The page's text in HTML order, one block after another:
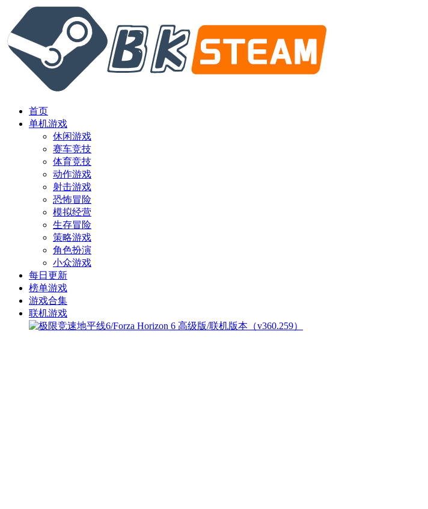
首页
单机游戏
休闲游戏
赛车竞技
体育竞技
动作游戏
射击游戏
恐怖冒险
模拟经营
生存冒险
策略游戏
角色扮演
小众游戏
每日更新
榜单游戏
游戏合集
联机游戏